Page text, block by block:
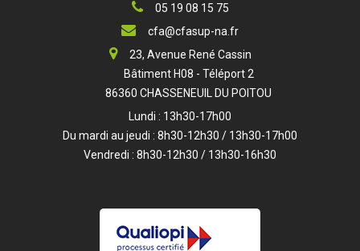
05 19 08 15 75
cfa@cfasup-na.fr
23, Avenue René Cassin
Bâtiment H08 - Téléport 2
86360 CHASSENEUIL DU POITOU
Lundi : 13h30-17h00
Du mardi au jeudi : 8h30-12h30 / 13h30-17h00
Vendredi : 8h30-12h30 / 13h30-16h30